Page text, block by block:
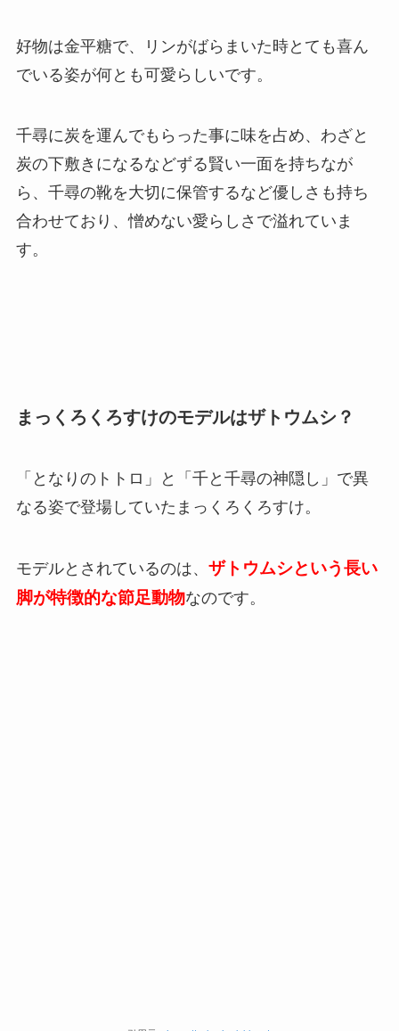
好物は金平糖で、リンがばらまいた時とても喜ん
でいる姿が何とも可愛らしいです。
千尋に炭を運んでもらった事に味を占め、わざと
炭の下敷きになるなどずる賢い一面を持ちなが
ら、千尋の靴を大切に保管するなど優しさも持ち
合わせており、憎めない愛らしさで溢れていま
す。
まっくろくろすけのモデルはザトウムシ？
「となりのトトロ」と「千と千尋の神隠し」で異
なる姿で登場していたまっくろくろすけ。
モデルとされているのは、 ザトウムシという長い
脚が特徴的な節足動物なのです。